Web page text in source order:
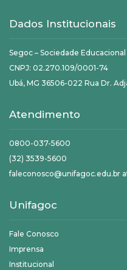
Dados Institucionais
Segoc – Sociedade
CNPJ: 02.270.109/0001-74
Ubá, MG 36506-022 Rua Dr.
Atendimento
0800-037-5600
(32) 3539-5600
faleconosco@unifagoc.edu.br
Unifagoc
Fale Conosco
Imprensa
Institucional